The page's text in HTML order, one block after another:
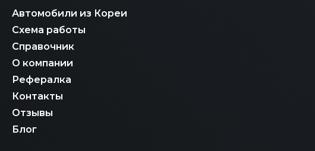
Автомобили из Кореи
Схема работы
Справочник
О компании
Рефералка
Контакты
Отзывы
Блог